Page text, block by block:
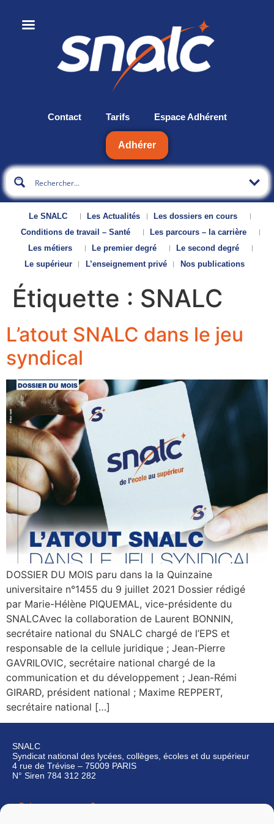
Contact Tarifs Espace Adhérent
Adhérer
Le SNALC Les Actualités
Les dossiers en cours
Conditions de travail – Santé
Les parcours – la carrière
Les métiers
Le premier degré
Le second degré
Le supérieur
L’enseignement privé Nos publications
Étiquette : SNALC
L’atout SNALC dans le jeu
syndical
DOSSIER DU MOIS paru dans la la Quinzaine
universitaire n°1455 du 9 juillet 2021 Dossier rédigé
par Marie-Hélène PIQUEMAL, vice-présidente du
SNALCAvec la collaboration de Laurent BONNIN,
secrétaire national du SNALC chargé de l’EPS et
responsable de la cellule juridique ; Jean-Pierre
GAVRILOVIC, secrétaire national chargé de la
communication et du développement ; Jean-Rémi
GIRARD, président national ; Maxime REPPERT,
secrétaire national […]
SNALC
Syndicat national des lycées, collèges, écoles et du supérieur
4 rue de Trévise – 75009 PARIS
N° Siren 784 312 282
Qui sommes-nous ?